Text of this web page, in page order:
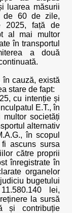
luarea măsurii
de 60 de zile,
2025, față de
al mai multor
în transportul
a două
în cauză, există
stare de fapt:
cu intenție și
E.T., în
societăți
alternativ
în scopul
ascuns sursa
către proprii
înregistrate în
organelor
bugetului
lei,
la sursă
și contribuție